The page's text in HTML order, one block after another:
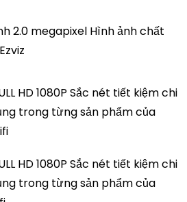
2.0 megapixel Hình ảnh chất
HD 1080P Sắc nét tiết kiệm chi
trong từng sản phẩm của
HD 1080P Sắc nét tiết kiệm chi
trong từng sản phẩm của